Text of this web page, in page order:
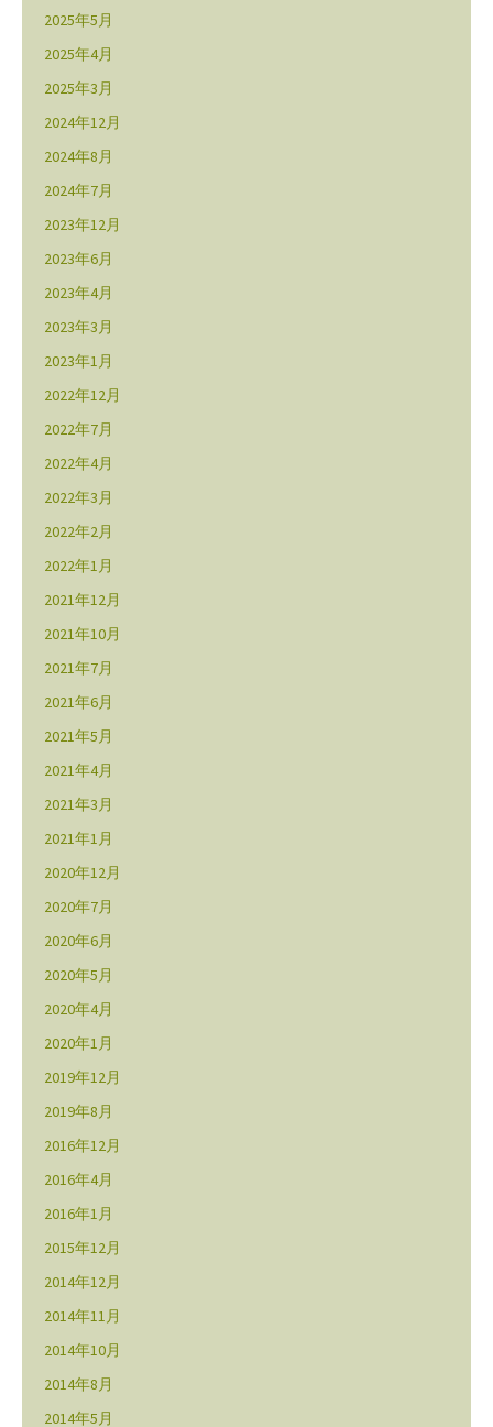
2025年5月
2025年4月
2025年3月
2024年12月
2024年8月
2024年7月
2023年12月
2023年6月
2023年4月
2023年3月
2023年1月
2022年12月
2022年7月
2022年4月
2022年3月
2022年2月
2022年1月
2021年12月
2021年10月
2021年7月
2021年6月
2021年5月
2021年4月
2021年3月
2021年1月
2020年12月
2020年7月
2020年6月
2020年5月
2020年4月
2020年1月
2019年12月
2019年8月
2016年12月
2016年4月
2016年1月
2015年12月
2014年12月
2014年11月
2014年10月
2014年8月
2014年5月